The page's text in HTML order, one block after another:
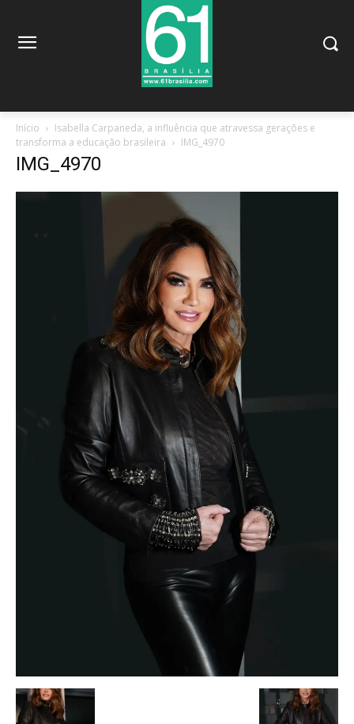
Início
Isabella Carpaneda, a influência que atravessa gerações e
transforma a educação brasileira
IMG_4970
IMG_4970